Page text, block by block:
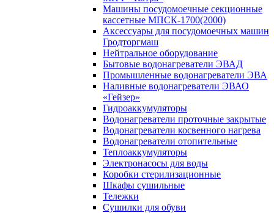
Машины посудомоечные секционные
кассетные МПСК-1700(2000)
Аксессуары для посудомоечных машин
Гродторгмаш
Нейтральное оборудование
Бытовые водонагреватели ЭВАД
Промышленные водонагреватели ЭВА
Наливные водонагреватели ЭВАО
«Гейзер»
Гидроаккумуляторы
Водонагреватели проточные закрытые
Водонагреватели косвенного нагрева
Водонагреватели отопительные
Теплоаккумуляторы
Электронасосы для воды
Коробки стерилизационные
Шкафы сушильные
Тележки
Сушилки для обуви